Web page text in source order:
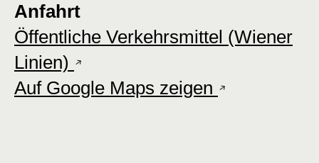
Anfahrt
Öffentliche Verkehrsmittel (Wiener
Linien)
Auf Google Maps zeigen